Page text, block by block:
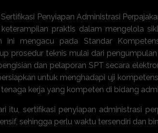
Sertifikasi Penyiapan Administrasi
praktis dalam mengelola
ini mengacu pada Standar
prosedur teknis mulai dari
dan pelaporan SPT secara
untuk menghadapi uji
kerja yang kompeten di bidang
itu, sertifikasi penyiapan administrasi
sehingga perlu waktu tersendiri dan